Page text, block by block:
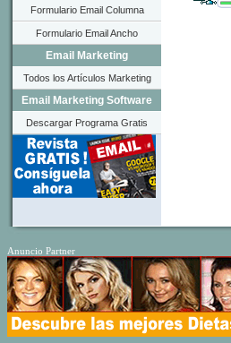
Formulario Email Columna
Formulario Email Ancho
Email Marketing
Todos los Artículos Marketing
Email Marketing Software
Descargar Programa Gratis
Anuncio Partner